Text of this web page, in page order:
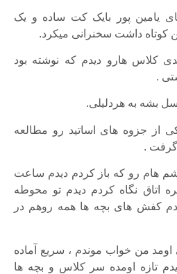
یامین پور بایک کت ساده و یک
کوتاه داشت سخنرانی میکرد.
کلاس هارو دیدم که نوشته بود
بشه به هردلیلی.
از جزوه های اساتید رو مطالعه
گرفت .
14:30 بود چشم هام رو که باز کردم دیدم ساعت
اتاق نگاه کردم دیدم تو محوطه
کفش های بچه ها همه روهم در
من خواب موندم ، سریع آماده
تازه اومده سر کلاس و بچه ها